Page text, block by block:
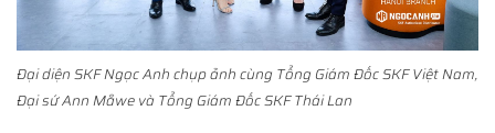
Đại diện SKF Ngọc Anh chụp ảnh cùng Tổng Giám Đốc SKF Việt Nam,
Đại sứ Ann Måwe và Tổng Giám Đốc SKF Thái Lan